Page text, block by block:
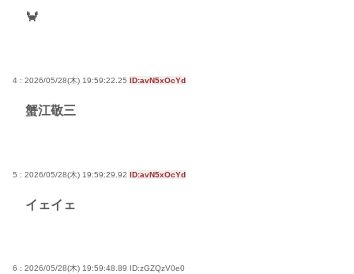
🦀
4 : 2026/05/28(木) 19:59:22.25 ID:avN5xOcYd
蟹江敬三
5 : 2026/05/28(木) 19:59:29.92 ID:avN5xOcYd
イェイェ
6 : 2026/05/28(木) 19:59:48.89 ID:zGZQzV0e0